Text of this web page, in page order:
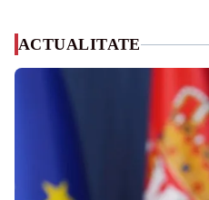
ACTUALITATE